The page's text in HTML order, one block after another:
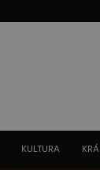
Instinkt
KULTURA